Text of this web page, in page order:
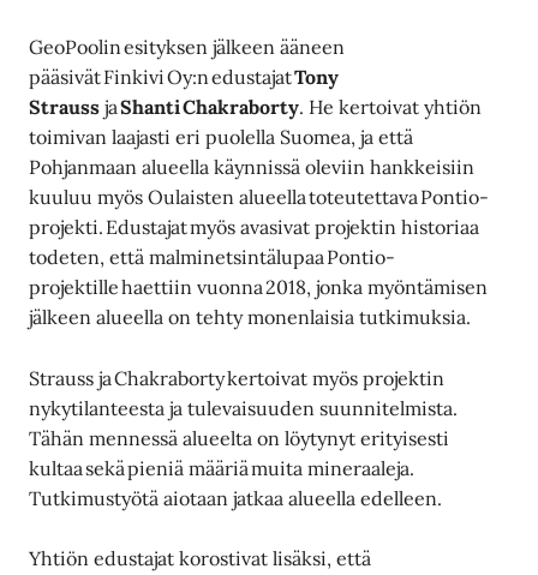
GeoPoolin esityksen jälkeen ääneen
pääsivät Finkivi Oy:n edustajatTony
Strauss jaShanti Chakraborty. He kertoivat yhtiön
toimivan laajasti eri puolella Suomea, ja että
Pohjanmaan alueella käynnissä oleviin hankkeisiin
kuuluu myös Oulaisten alueella toteutettava Pontio-
projekti. Edustajat myös avasivat projektin historiaa
todeten, että malminetsintälupaa Pontio-
projektille haettiin vuonna 2018, jonka myöntämisen
jälkeen alueella on tehty monenlaisia tutkimuksia.
Strauss ja Chakraborty kertoivat myös projektin
nykytilanteesta ja tulevaisuuden suunnitelmista.
Tähän mennessä alueelta on löytynyt erityisesti
kultaa sekä pieniä määriä muita mineraaleja.
Tutkimustyötä aiotaan jatkaa alueella edelleen.
Yhtiön edustajat korostivat lisäksi, että